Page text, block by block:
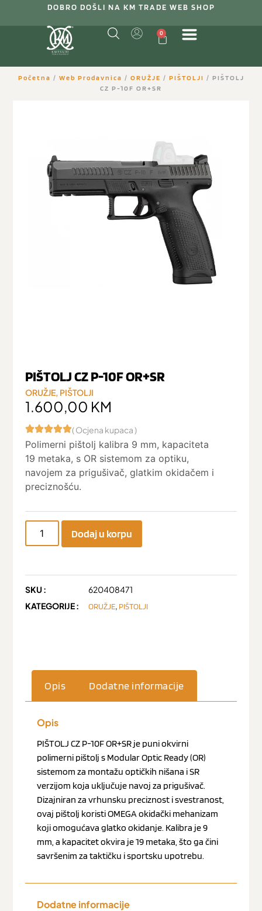
DOBRO DOŠLI NA KM TRADE WEB SHOP
0
Početna / Web Prodavnica / ORUŽJE / PIŠTOLJI / PIŠTOLJ
CZ P-10F OR+SR
PIŠTOLJ CZ P-10F OR+SR
ORUŽJE, PIŠTOLJI
1.600,00 KM
( Ocjena kupaca )
Polimerni pištolj kalibra 9 mm, kapaciteta
19 metaka, s OR sistemom za optiku,
navojem za prigušivač, glatkim okidačem i
preciznošću.
Dodaj u korpu
SKU :
620408471
KATEGORIJE :
ORUŽJE, PIŠTOLJI
Opis Dodatne informacije
Opis
PIŠTOLJ CZ P-10F OR+SR je puni okvirni
polimerni pištolj s Modular Optic Ready (OR)
sistemom za montažu optičkih nišana i SR
verzijom koja uključuje navoj za prigušivač.
Dizajniran za vrhunsku preciznost i svestranost,
ovaj pištolj koristi OMEGA okidački mehanizam
koji omogućava glatko okidanje. Kalibra je 9
mm, a kapacitet okvira je 19 metaka, što ga čini
savršenim za taktičku i sportsku upotrebu.
Dodatne informacije